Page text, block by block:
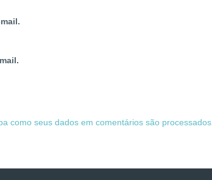
como seus dados em comentários são processados